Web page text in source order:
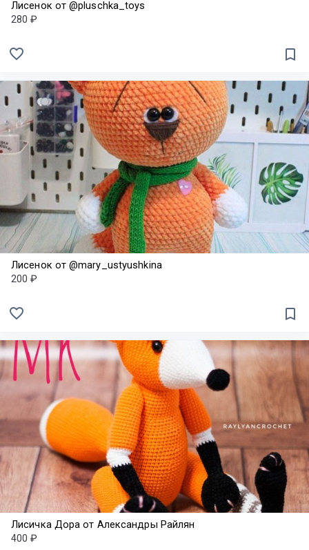
Лисенок от @pluschka_toys
280 ₽
bookmark_border
favorite_border
Лисенок от @mary_ustyushkina
200 ₽
bookmark_border
favorite_border
Лисичка Дора от Александры Райлян
400 ₽